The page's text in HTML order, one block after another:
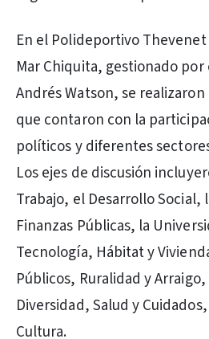
En el Polideportivo
Mar Chiquita, gestionado
Andrés Watson, se
que contaron con la
políticos y diferentes
Los ejes de discusión
Trabajo, el Desarrollo Social,
Finanzas Públicas, la
Tecnología, Hábitat y
Públicos, Ruralidad y
Diversidad, Salud y
Cultura.